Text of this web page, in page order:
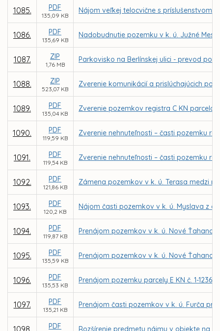
1085. PDF
135,09 KB
Nájom veľkej telocvične s príslušenstvom
1086. PDF
135,69 KB
Nadobudnutie pozemku v k. ú. Južné
1087. ZIP
1,76 MB
Parkovisko na Berlínskej ulici - prevod
1088. ZIP
523,07 KB
Zverenie komunikácií a prislúchajúcich
1089. PDF
135,04 KB
Zverenie pozemkov registra C KN parcela
1090. PDF
119,59 KB
Zverenie nehnuteľnosti – časti pozemku
1091. PDF
119,54 KB
Zverenie nehnuteľnosti – časti pozemku
1092. PDF
121,86 KB
Zámena pozemkov v k. ú. Terasa medzi
1093. PDF
120,2 KB
Nájom časti pozemkov v k. ú. Myslava z
1094. PDF
119,87 KB
Prenájom pozemkov v k. ú. Nové
1095. PDF
135,59 KB
Prenájom pozemkov v k. ú. Nové
1096. PDF
135,53 KB
Prenájom pozemku parcely E KN č. 1-
1097. PDF
135,21 KB
Prenájom časti pozemkov v k. ú. Furča
PDF